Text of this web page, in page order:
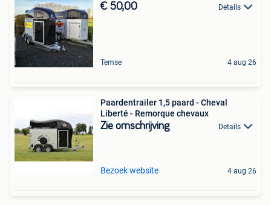
€ 50,00 Details
Temse 4 aug 26
Paardentrailer 1,5 paard - Cheval
Liberté - Remorque chevaux
Zie omschrijving Details
Bezoek website 4 aug 26